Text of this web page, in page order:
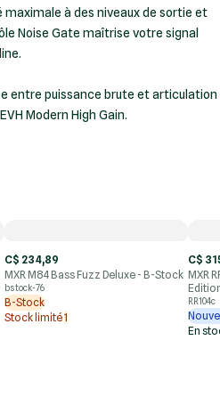
à des niveaux de sortie et
Noise Gate maîtrise votre signal
entre puissance brute et articulation
Modern High Gain.
C$ 234,89
MXR M84 Bass Fuzz Deluxe - B-Stock
bstock-76
B-Stock
Stock limité1
C$
MXR
RR104c
En